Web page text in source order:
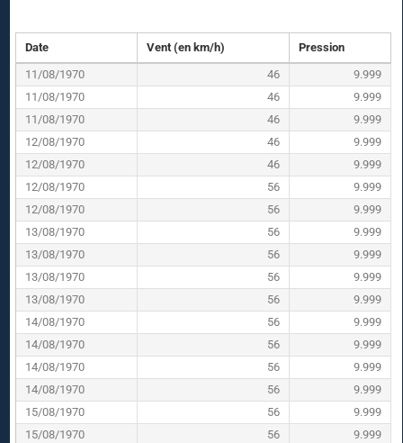
Date Vent (en km/h)
Pression
11/08/1970
46
9.999
11/08/1970
46
9.999
11/08/1970
46
9.999
12/08/1970
46
9.999
12/08/1970
46
9.999
12/08/1970
56
9.999
12/08/1970
56
9.999
13/08/1970
56
9.999
13/08/1970
56
9.999
13/08/1970
56
9.999
13/08/1970
56
9.999
14/08/1970
56
9.999
14/08/1970
56
9.999
14/08/1970
56
9.999
14/08/1970
56
9.999
15/08/1970
56
9.999
15/08/1970
56
9.999